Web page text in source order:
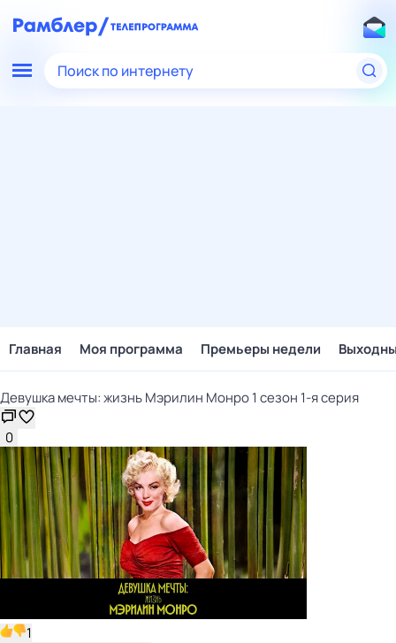
Поиск по интернету
Главная Моя программа Премьеры недели
Девушка мечты: жизнь Мэрилин Монро 1 сезон 1-я серия
0
1